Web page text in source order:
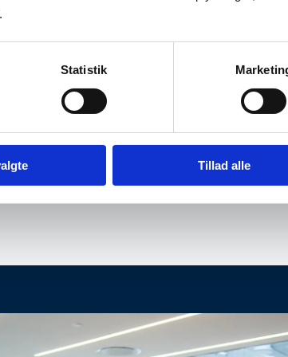
Statistik
Tillad alle
iværksættere
Informationsmødet
overvejelser om at
måske har du
Billund Erhverv,